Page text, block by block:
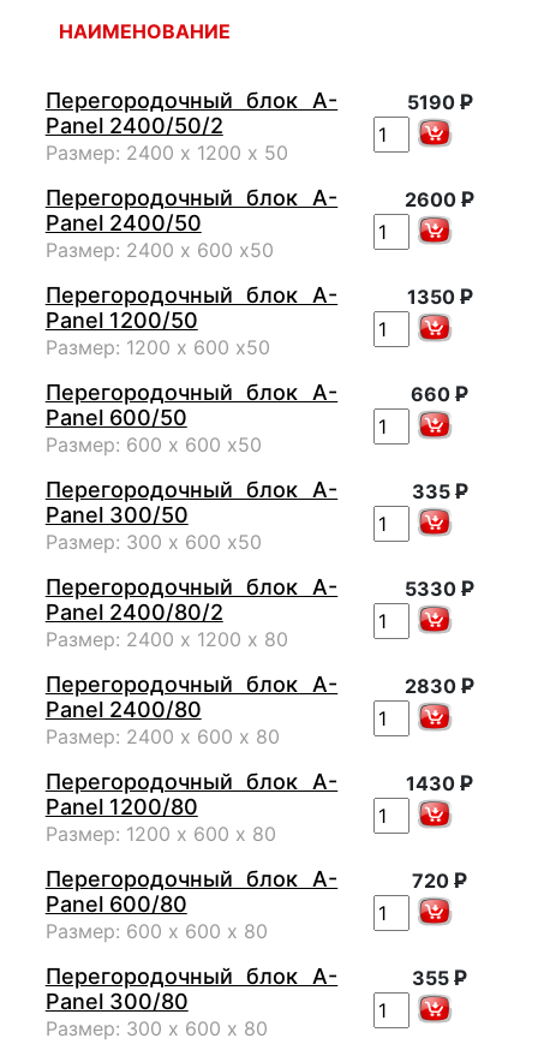
НАИМЕНОВАНИЕ
Перегородочный блок A-
Panel 2400/50/2
Размер: 2400 х 1200 х 50
5190 Р
Перегородочный блок A-
Panel 2400/50
Размер: 2400 х 600 х50
2600 Р
Перегородочный блок A-
Panel 1200/50
Размер: 1200 х 600 х50
1350 Р
Перегородочный блок A-
Panel 600/50
Размер: 600 х 600 х50
660 Р
Перегородочный блок A-
Panel 300/50
Размер: 300 х 600 х50
335 Р
Перегородочный блок A-
Panel 2400/80/2
Размер: 2400 х 1200 х 80
5330 Р
Перегородочный блок A-
Panel 2400/80
Размер: 2400 х 600 х 80
2830 Р
Перегородочный блок A-
Panel 1200/80
Размер: 1200 х 600 х 80
1430 Р
Перегородочный блок A-
Panel 600/80
Размер: 600 х 600 х 80
720 Р
Перегородочный блок A-
Panel 300/80
Размер: 300 х 600 х 80
355 Р